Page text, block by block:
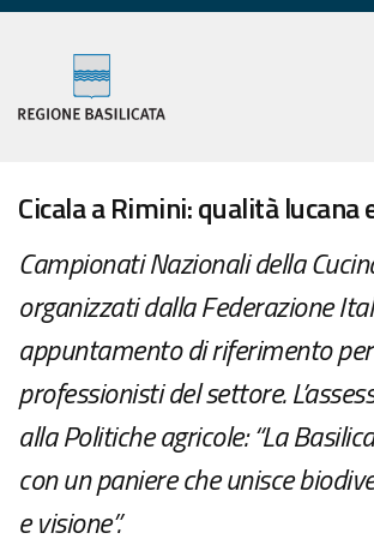
Cicala a Rimini: qualità lucana
Campionati Nazionali della
organizzati dalla Federazione
appuntamento di riferimento
professionisti del settore.
alla Politiche agricole: “La
con un paniere che unisce
e visione”.